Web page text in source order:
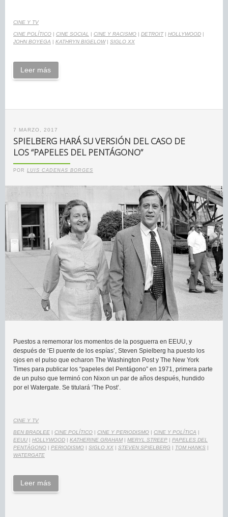
CINE Y TV
CINE POLÍTICO CINE SOCIAL CINE Y RACISMO DETROIT| HOLLYWOOD
JOHN BOYEGA
KATHRYN BIGELOW| SIGLO XX
Leer más
7 MARZO, 2017
SPIELBERG HARÁ SU VERSIÓN DEL CASO DE
LOS “PAPELES DEL PENTÁGONO”
POR LUIS CADENAS BORGES
Puestos a rememorar los momentos de la posguerra en EEUU, y
después de ‘El puente de los espías’, Steven Spielberg ha puesto los
ojos en el pulso que echaron The Washington Post y The New York
Times para publicar los “papeles del Pentágono” en 1971, primera parte
de un pulso que terminó con Nixon un par de años después, hundido
por el Watergate. Se titulará ‘The Post’.
CINE Y TV
BEN BRADLEE | CINE POLÍTICO | CINE Y PERIODISMO | CINE Y POLÍTICA |
EEUU | HOLLYWOOD | KATHERINE GRAHAM | MERYL STREEP | PAPELES DEL
PENTÁGONO | PERIODISMO | SIGLO XX | STEVEN SPIELBERG | TOM HANKS |
WATERGATE
Leer más